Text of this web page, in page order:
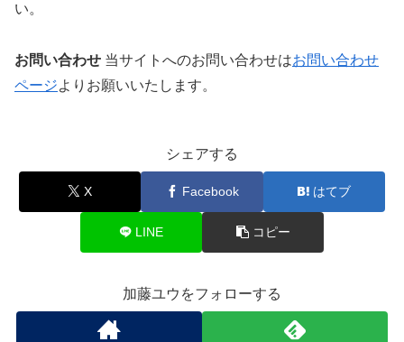
い。
お問い合わせ 当サイトへのお問い合わせはお問い合わせ
ページよりお願いいたします。
シェアする
X Facebook はてブ
LINE コピー
加藤ユウをフォローする